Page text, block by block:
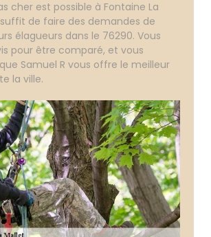
cher est possible à Fontaine La
de faire des demandes de
élagueurs dans le 76290. Vous
pour être comparé, et vous
Samuel R vous offre le meilleur
la ville.